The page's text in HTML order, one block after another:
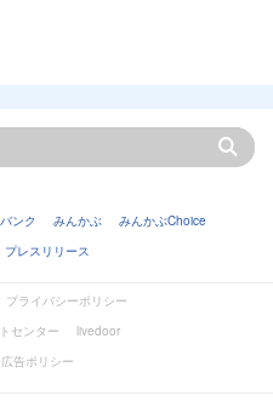
バンク みんかぶ
みんかぶChoice
プレスリリース
プライバシーポリシー
センター
livedoor
告ポリシー